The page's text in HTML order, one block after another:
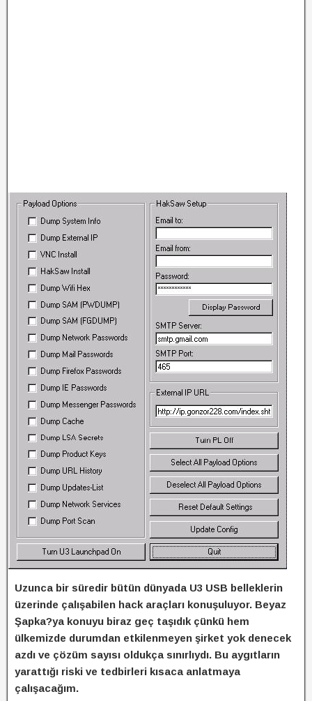
Uzunca bir süredir bütün dünyada U3 USB belleklerin
üzerinde çalışabilen hack araçları konuşuluyor. Beyaz
Şapka?ya konuyu biraz geç taşıdık çünkü hem
ülkemizde durumdan etkilenmeyen şirket yok denecek
azdı ve çözüm sayısı oldukça sınırlıydı. Bu aygıtların
yarattığı riski ve tedbirleri kısaca anlatmaya
çalışacağım.